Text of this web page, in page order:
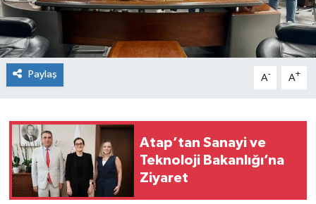
Paylaş A- A+
Atap’tan Sanayi ve
Teknoloji Bakanlığı’na
Ziyaret